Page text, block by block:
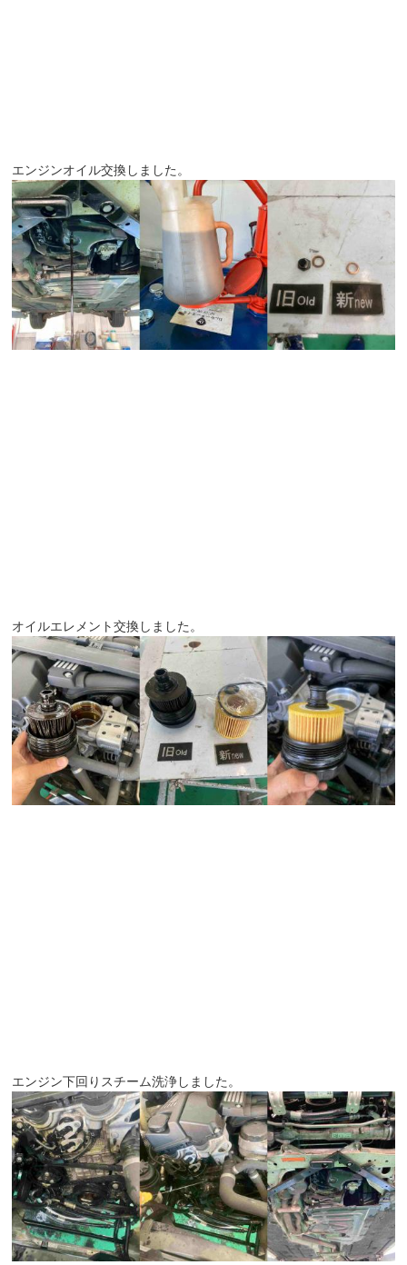
エンジンオイル交換しました。
オイルエレメント交換しました。
エンジン下回りスチーム洗浄しました。